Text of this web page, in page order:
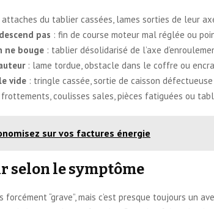
attaches du tablier cassées, lames sorties de leur
pas : fin de course moteur mal réglée ou
ne bouge : tablier désolidarisé de l’axe
: lame tordue, obstacle dans le coffre ou
vide : tringle cassée, sortie de caisson
frottements, coulisses sales, pièces fatiguées ou
sur vos factures énergie
selon le symptôme
“grave”, mais c’est presque toujours